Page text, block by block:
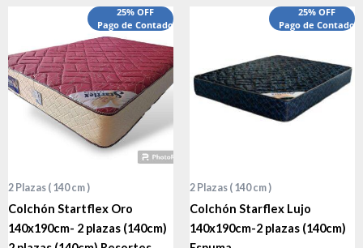
25% OFF
Pago de Contado
2 Plazas ( 140 cm )
Colchón Startflex Oro
140x190cm- 2 plazas (140cm)
25% OFF
Pago de Contado
2 Plazas ( 140 cm )
Colchón Starflex Lujo
140x190cm-2 plazas (140cm)